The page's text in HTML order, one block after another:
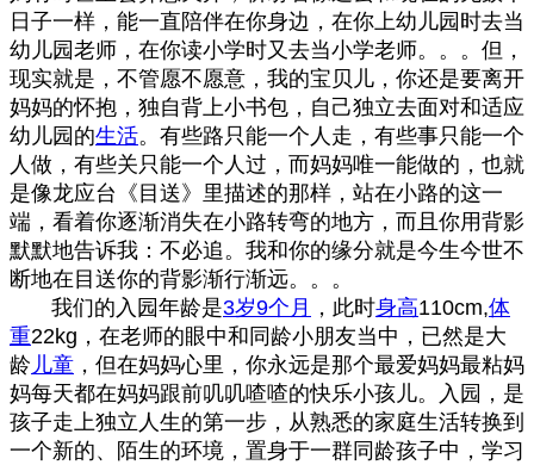
日子一样，能一直陪伴在你身边 ，在你上幼儿园时去当
幼儿园老师，在你读小学时又去当小学老师。。。 但，
现实就是，不管愿不愿意， 我的宝贝儿， 你还是要离开
妈妈的怀抱， 独自背上小书包， 自己独立去面对和适应
幼儿园的生活。 有些路只能一个人走，有些事只能一个
人做，有些关只能一个人过，而妈妈唯一能做的，也就
是像龙应台《目送》里描述的那样，站在小路的这一
端，看着你逐渐消失在小路转弯的地方，而且你用背影
默默地告诉我：不必追。我和你的缘分就是今生今世不
断地在目送你的背影渐行渐远。。。
我们的入园年龄是3岁9个月 ，此时身高110cm,体
重22kg，在老师的眼中和同龄小朋友当中，已然是大
龄 儿童 ，但在妈妈心里，你永远是那个最爱妈妈最粘妈
妈每天都在妈妈跟前叽叽喳喳的快乐小孩儿。
入园，是
孩子走上独立人生的第一步，从熟悉的家庭生活转换到
一个新的、陌生的环境，置身于一群同龄孩子中，学习